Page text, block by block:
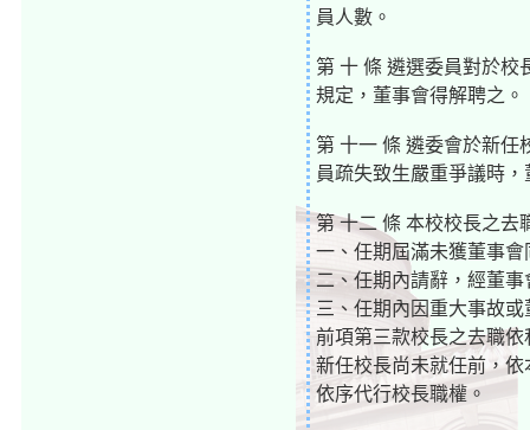
員人數。
第 十 條 遴選委員對於校
規定，董事會得解聘之。
第 十一 條 遴委會於新任
員疏失致生嚴重爭議時
第 十二 條 本校校長之去
一、任期屆滿未獲董事
二、任期內請辭，經董事
三、任期內因重大事故
前項第三款校長之去職
新任校長尚未就任前，
依序代行校長職權。